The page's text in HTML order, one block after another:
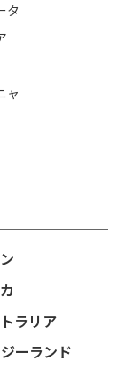
タ
ャ
ラリア
ーランド